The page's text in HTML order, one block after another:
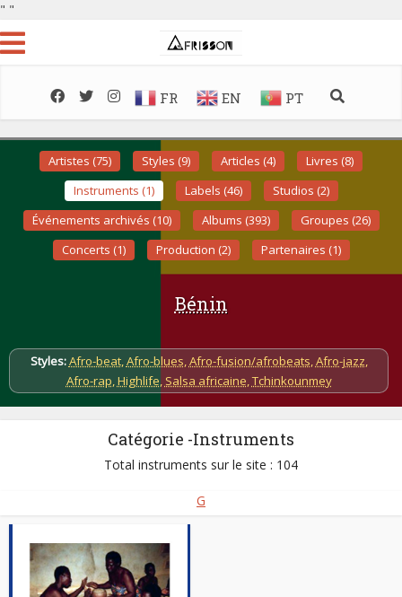
" "
FR EN PT
Artistes (75) Styles (9) Articles (4)
Livres (8)
Instruments (1)
Labels (46)
Studios (2)
Événements archivés (10)
Albums (393)
Groupes (26)
Concerts (1)
Production (2) Partenaires (1)
Bénin
Styles:Afro-beat,Afro-blues,Afro-fusion/afrobeats,Afro-jazz,
Afro-rap,Highlife, Salsa africaine,Tchinkounmey
Catégorie -Instruments
Total instruments sur le site : 104
G